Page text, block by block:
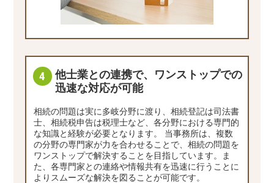
他士業との連携で、ワンストップでの
迅速な対応が可能
相続の問題は実に多岐分野に渡り、相続登記は司法書
士、相続税申告は税理士など、各分野における専門的
な知識と経験が必要となります。 当事務所は、複数
の分野の専門家が力を合わせることで、相続の問題を
ワンストップで解決することを目指しています。ま
た、各専門家との連絡や情報共有を迅速に行うことに
よりスムーズな解決を図ることが可能です。